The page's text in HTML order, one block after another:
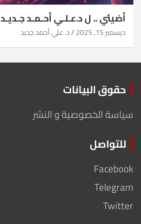
أضيئي .. ل د.عـلـي أحـمـد جـديـد
ديسمبر 15, 2025 د. علي أحمد جديد
حقوق البيانات
سياسة الخصوصية و النشر
للتواصل
Facebook
Telegram
Twitter